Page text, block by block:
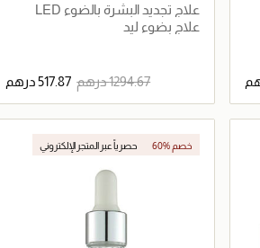
علاج تجديد البشرة بالضوء LED
علاج بضوء ليد
جاري تحميل التفاصيل
60% خصم حصرياً عبر المتجر الإلكتروني